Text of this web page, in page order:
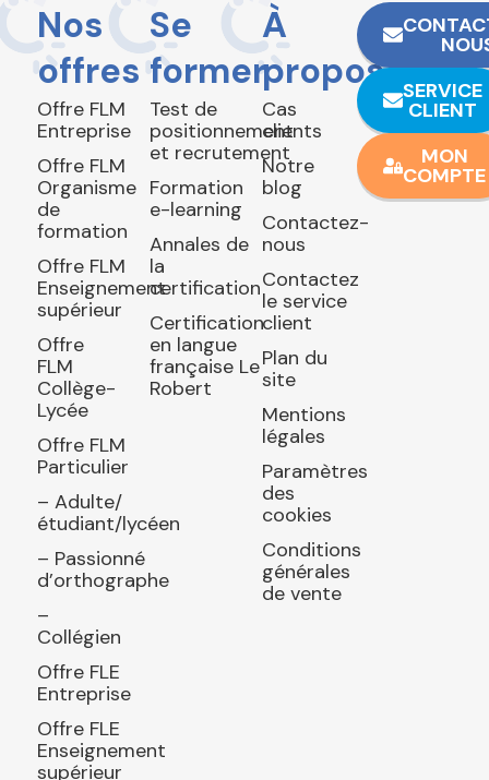
Nos
offres
Offre FLM
Entreprise
Offre FLM
Organisme
de
formation
Offre FLM
Enseignement
supérieur
Offre
FLM
Collège-
Lycée
Offre FLM
Particulier
– Adulte/
étudiant/lycéen
– Passionné
d’orthographe
–
Collégien
Offre FLE
Entreprise
Offre FLE
Enseignement
supérieur
Se
former
Test de
positionnement
et recrutement
Formation
e-learning
Annales de
la
certification
Certification
en langue
française Le
Robert
À
propos
Cas
clients
Notre
blog
Contactez-
nous
Contactez
le service
client
Plan du
site
Mentions
légales
Paramètres
des
cookies
Conditions
générales
de vente
SERVICE
CLIENT
MON
COMPTE